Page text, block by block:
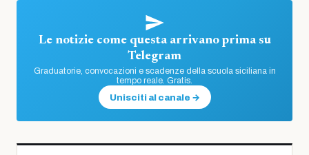
Le notizie come questa arrivano prima su
Telegram
Graduatorie, convocazioni e scadenze della scuola siciliana in
tempo reale. Gratis.
Unisciti al canale →